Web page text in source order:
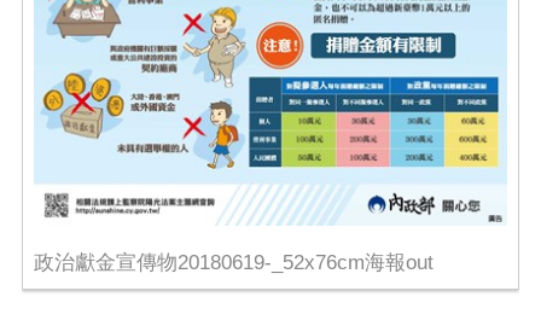
政治獻金宣傳物20180619-_52x76cm海報out